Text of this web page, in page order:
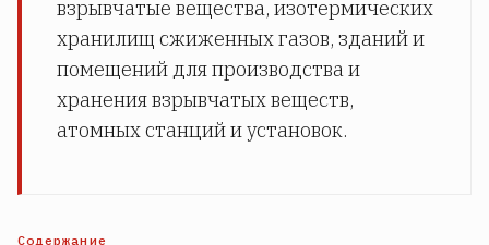
взрывчатые вещества, изотермических
хранилищ сжиженных газов, зданий и
помещений для производства и
хранения взрывчатых веществ,
атомных станций и установок.
Содержание